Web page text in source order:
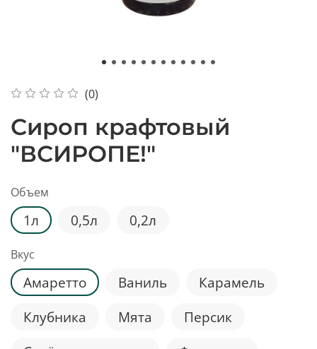
(0)
Сироп крафтовый
"ВСИРОПЕ!"
Объем
1л 0,5л 0,2л
Вкус
Амаретто Ваниль
Карамель
Клубника
Мята
Персик